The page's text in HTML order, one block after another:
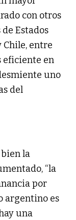
con otros
Estados
Chile, entre
eficiente en
uno
del
la
“la
por
argentino es
una